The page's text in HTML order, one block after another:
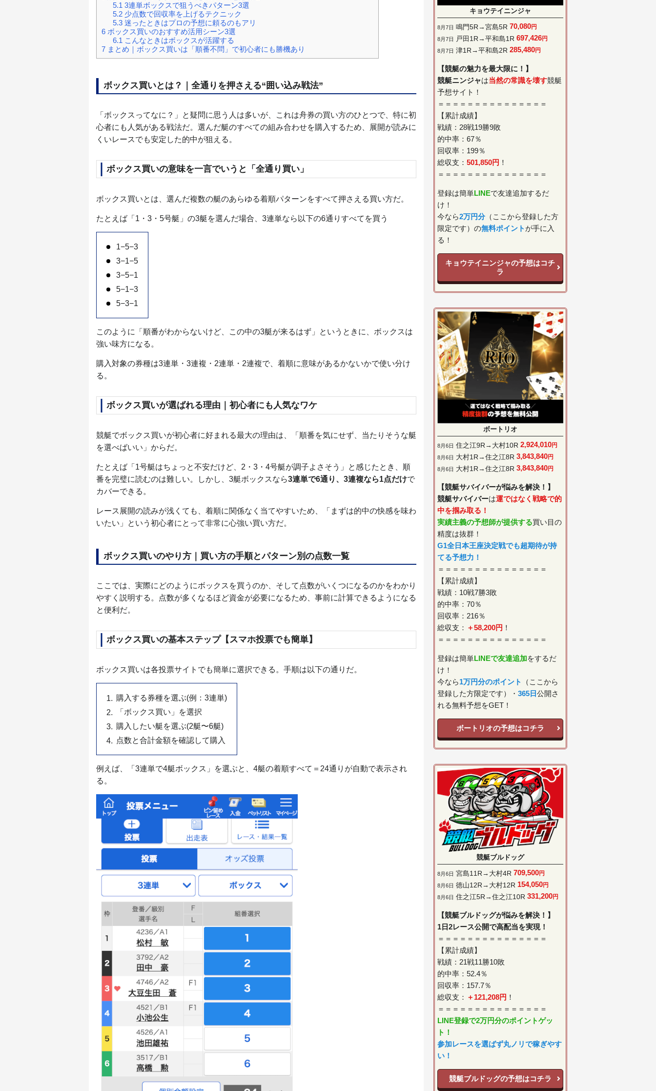
5.1 3連単ボックスで狙うべきパターン3選
5.2少点数で回収率を上げるテクニック
5.3迷ったときはプロの予想に頼るのもアリ
6 ボックス買いのおすすめ活用シーン3選
6.1 こんなときはボックスが活躍する
7 まとめ｜ボックス買いは「順番不問」で初心者にも勝機あり
ボックス買いとは？｜全通りを押さえる“囲い込み戦法”
「ボックスってなに？」と疑問に思う人は多いが、これは舟券の買い方のひとつで、特に初
心者にも人気がある戦法だ。選んだ艇のすべての組み合わせを購入するため、展開が読みに
くいレースでも安定した的中が狙える。
ボックス買いの意味を一言でいうと「全通り買い」
ボックス買いとは、選んだ複数の艇のあらゆる着順パターンをすべて押さえる買い方だ。
たとえば「1・3・5号艇」の3艇を選んだ場合、3連単なら以下の6通りすべてを買う
1−5−3
3−1−5
3−5−1
5−1−3
5−3−1
このように「順番がわからないけど、この中の3艇が来るはず」というときに、ボックスは
強い味方になる。
購入対象の券種は3連単・3連複・2連単・2連複で、着順に意味があるかないかで使い分け
る。
ボックス買いが選ばれる理由｜初心者にも人気なワケ
競艇でボックス買いが初心者に好まれる最大の理由は、「順番を気にせず、当たりそうな艇
を選べばいい」からだ。
たとえば「1号艇はちょっと不安だけど、2・3・4号艇が調子よさそう」と感じたとき、順
番を完璧に読むのは難しい。しかし、3艇ボックスなら3連単で6通り、3連複なら1点だけで
カバーできる。
レース展開の読みが浅くても、着順に関係なく当てやすいため、「まずは的中の快感を味わ
いたい」という初心者にとって非常に心強い買い方だ。
ボックス買いのやり方｜買い方の手順とパターン別の点数一覧
ここでは、実際にどのようにボックスを買うのか、そして点数がいくつになるのかをわかり
やすく説明する。点数が多くなるほど資金が必要になるため、事前に計算できるようになる
と便利だ。
ボックス買いの基本ステップ【スマホ投票でも簡単】
ボックス買いは各投票サイトでも簡単に選択できる。手順は以下の通りだ。
購入する券種を選ぶ(例：3連単)
「ボックス買い」を選択
購入したい艇を選ぶ(2艇〜6艇)
点数と合計金額を確認して購入
例えば、「3連単で4艇ボックス」を選ぶと、4艇の着順すべて＝24通りが自動で表示され
る。
キョウテイニンジャ
8月7日 鳴門5R→宮島5R 70,080円
8月7日 戸田1R→平和島1R 697,426円
8月7日 津1R→平和島2R 285,480円
【競艇の魅力を最大限に！】
競艇ニンジャは当然の常識を壊す競艇
予想サイト！
＝＝＝＝＝＝＝＝＝＝＝＝＝＝＝
【累計成績】
戦績：28戦19勝9敗
的中率：67％
回収率：199％
総収支： 501,850円 ！
＝＝＝＝＝＝＝＝＝＝＝＝＝＝＝
登録は簡単LINEで友達追加するだ
け！
今なら2万円分（ここから登録した方
限定です）の無料ポイント が手に入
る！
キョウテイニンジャの予想はコチ
ラ
ボートリオ
8月6日 住之江9R→大村10R 2,924,010円
8月6日 大村1R→住之江8R 3,843,840円
8月6日 大村1R→住之江8R 3,843,840円
【競艇サバイバーが悩みを解決！】
競艇サバイバーは運ではなく戦略で的
中を掴み取る！
実績主義の予想師が提供する買い目の
精度は抜群！
G1全日本王座決定戦でも超期待が持
てる予想力！
＝＝＝＝＝＝＝＝＝＝＝＝＝＝＝
【累計成績】
戦績：10戦7勝3敗
的中率：70％
回収率：216％
総収支： ＋58,200円 ！
＝＝＝＝＝＝＝＝＝＝＝＝＝＝＝
登録は簡単LINEで友達追加をするだ
け！
今なら1万円分のポイント
（ここから
登録した方限定です）・ 365日公開さ
れる無料予想をGET！
ボートリオの予想はコチラ
競艇ブルドッグ
8月6日 宮島11R→大村4R 709,500円
8月6日 徳山12R→大村12R 154,050円
8月6日 住之江5R→住之江10R 331,200円
【競艇ブルドッグが悩みを解決！】
1日2レース公開で高配当を実現！
＝＝＝＝＝＝＝＝＝＝＝＝＝＝＝
【累計成績】
戦績：21戦11勝10敗
的中率：52.4％
回収率：157.7％
総収支： ＋121,208円 ！
＝＝＝＝＝＝＝＝＝＝＝＝＝＝＝
LINE登録で2万円分のポイントゲッ
ト！
参加レースを選ばず丸ノリで稼ぎやす
い！
競艇ブルドッグの予想はコチラ